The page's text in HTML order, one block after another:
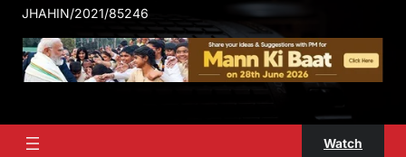
JHAHIN/2021/85246
Watch